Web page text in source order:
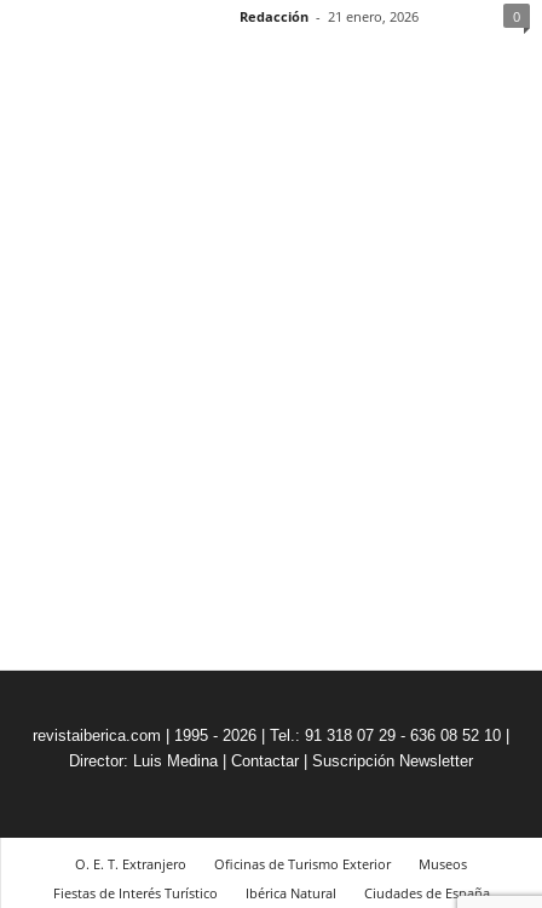
Redacción - 21 enero, 2026 0
revistaiberica.com | 1995 - 2026 | Tel.: 91 318 07 29 - 636 08 52 10 |
Director: Luis Medina | Contactar | Suscripción Newsletter
O. E. T. Extranjero Oficinas de Turismo Exterior
Museos
Fiestas de Interés Turístico
Ibérica Natural Ciudades de España